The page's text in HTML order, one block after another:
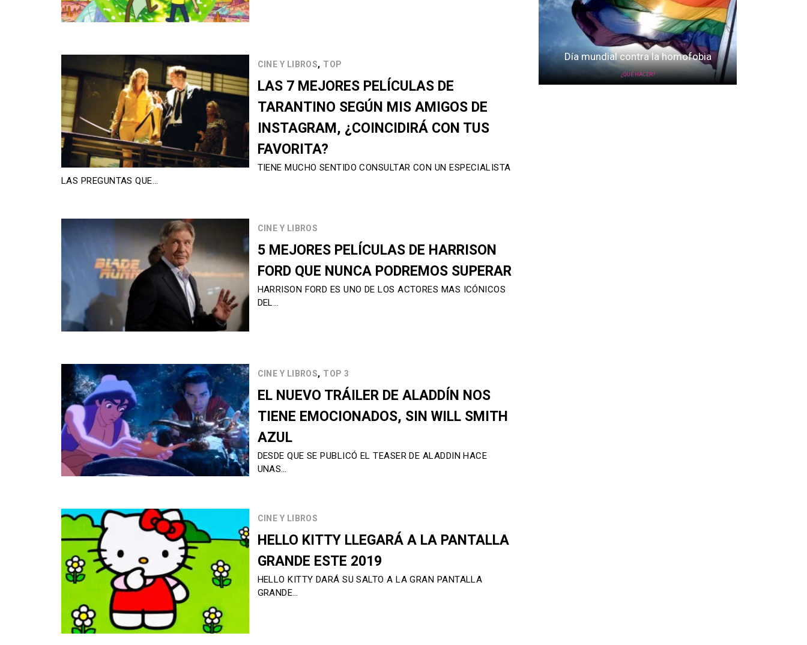
CINE Y LIBROS, TOP
LAS 7 MEJORES PELÍCULAS DE
TARANTINO SEGÚN MIS AMIGOS DE
INSTAGRAM, ¿COINCIDIRÁ CON TUS
FAVORITA?
TIENE MUCHO SENTIDO CONSULTAR CON UN ESPECIALISTA
LAS PREGUNTAS QUE…
CINE Y LIBROS
5 MEJORES PELÍCULAS DE HARRISON
FORD QUE NUNCA PODREMOS SUPERAR
HARRISON FORD ES UNO DE LOS ACTORES MAS ICÓNICOS
DEL…
CINE Y LIBROS, TOP 3
EL NUEVO TRÁILER DE ALADDÍN NOS
TIENE EMOCIONADOS, SIN WILL SMITH
AZUL
DESDE QUE SE PUBLICÓ EL TEASER DE ALADDIN HACE
UNAS…
CINE Y LIBROS
HELLO KITTY LLEGARÁ A LA PANTALLA
GRANDE ESTE 2019
HELLO KITTY DARÁ SU SALTO A LA GRAN PANTALLA
GRANDE…
Día mundial contra la homofobia
¿QUÉ HACER?